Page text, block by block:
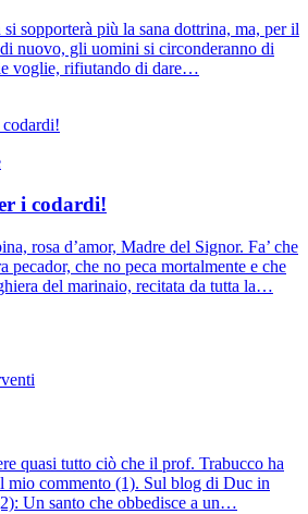
sopporterà più la sana dottrina, ma, per il
nuovo, gli uomini si circonderanno di
voglie, rifiutando di dare…
i codardi!
rosa d’amor, Madre del Signor. Fa’ che
pecador, che no peca mortalmente e che
del marinaio, recitata da tutta la…
quasi tutto ciò che il prof. Trabucco ha
mio commento (1). Sul blog di Duc in
Un santo che obbedisce a un…